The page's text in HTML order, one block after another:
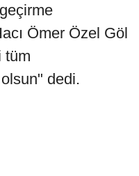
Ömer Özel Göl
tüm
dedi.